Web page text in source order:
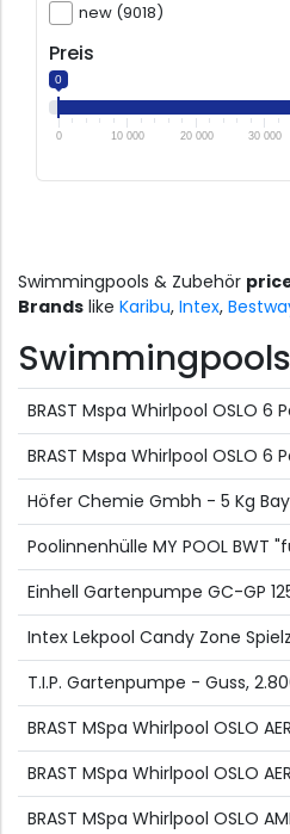
new (9018)
Preis
0
0 10 000 20 000 30 000
Swimmingpools & Zubehör
Brands like Karibu, Intex,
BRAST Mspa Whirlpool OSLO 6
BRAST Mspa Whirlpool OSLO 6
Höfer Chemie Gmbh - 5 Kg
Poolinnenhülle MY POOL
Einhell Gartenpumpe GC-GP
Intex Lekpool Candy Zone
T.I.P. Gartenpumpe - Guss,
BRAST MSpa Whirlpool OSLO
BRAST MSpa Whirlpool OSLO
BRAST MSpa Whirlpool OSLO